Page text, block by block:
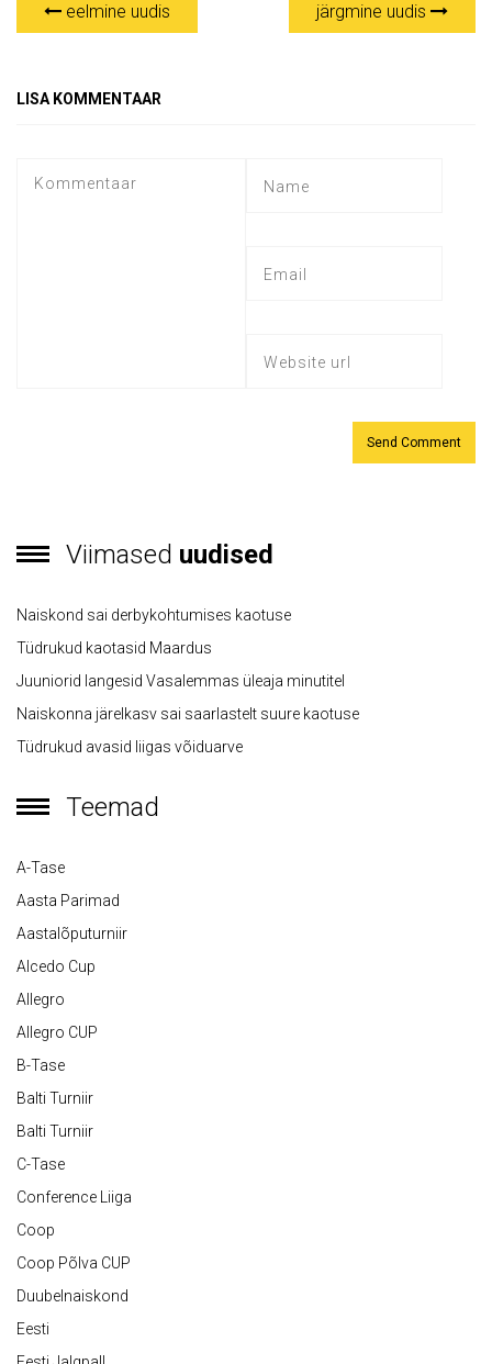
eelmine uudis järgmine uudis
LISA KOMMENTAAR
Viimased uudised
Naiskond sai derbykohtumises kaotuse
Tüdrukud kaotasid Maardus
Juuniorid langesid Vasalemmas üleaja minutitel
Naiskonna järelkasv sai saarlastelt suure kaotuse
Tüdrukud avasid liigas võiduarve
Teemad
A-Tase
Aasta Parimad
Aastalõputurniir
Alcedo Cup
Allegro
Allegro CUP
B-Tase
Balti Turniir
Balti Turniir
C-Tase
Conference Liiga
Coop
Coop Põlva CUP
Duubelnaiskond
Eesti